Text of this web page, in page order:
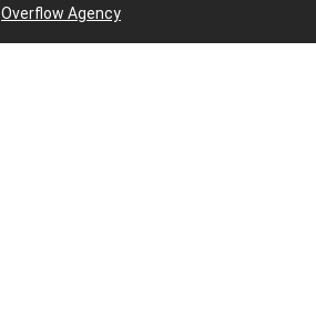
Overflow Agency